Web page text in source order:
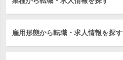
雇用形態から転職・求人情報を探す